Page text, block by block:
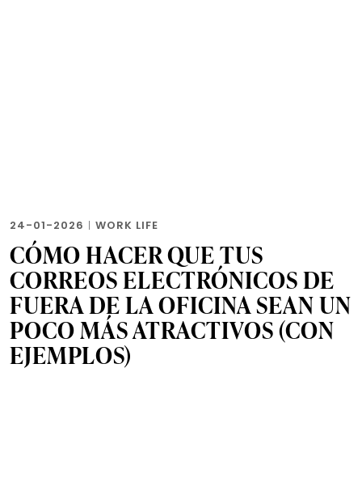
24-01-2026 | WORK LIFE
CÓMO HACER QUE TUS
CORREOS ELECTRÓNICOS DE
FUERA DE LA OFICINA SEAN UN
POCO MÁS ATRACTIVOS (CON
EJEMPLOS)